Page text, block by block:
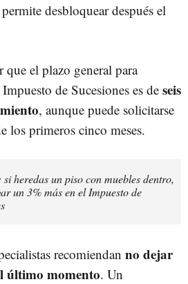
desbloquear después el
el plazo general para
de Sucesiones es de seis
, aunque puede solicitarse
los primeros cinco meses.
heredas un piso con muebles dentro,
un 3% más en el Impuesto de
recomiendan no dejar
último momento. Un